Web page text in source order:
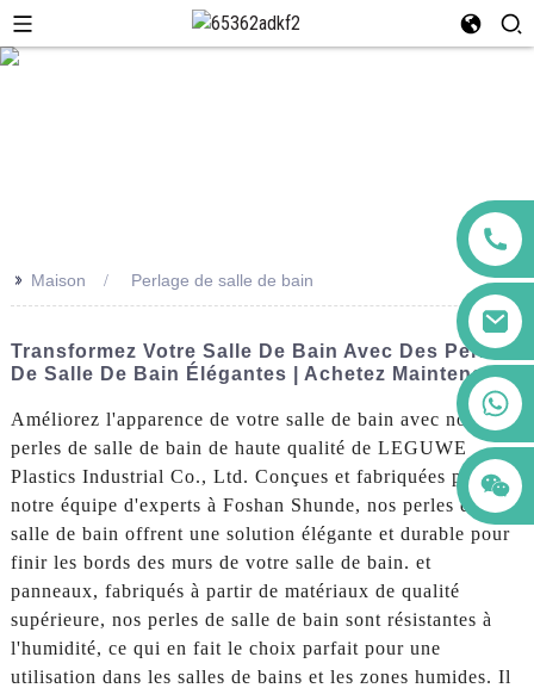
>> Maison Perlage de salle de bain
Transformez Votre Salle De Bain Avec Des Perles
De Salle De Bain Élégantes | Achetez Maintenant
Améliorez l'apparence de votre salle de bain avec nos
perles de salle de bain de haute qualité de LEGUWE
Plastics Industrial Co., Ltd. Conçues et fabriquées par
notre équipe d'experts à Foshan Shunde, nos perles de
salle de bain offrent une solution élégante et durable pour
finir les bords des murs de votre salle de bain. et
panneaux, fabriqués à partir de matériaux de qualité
supérieure, nos perles de salle de bain sont résistantes à
l'humidité, ce qui en fait le choix parfait pour une
utilisation dans les salles de bains et les zones humides. Il